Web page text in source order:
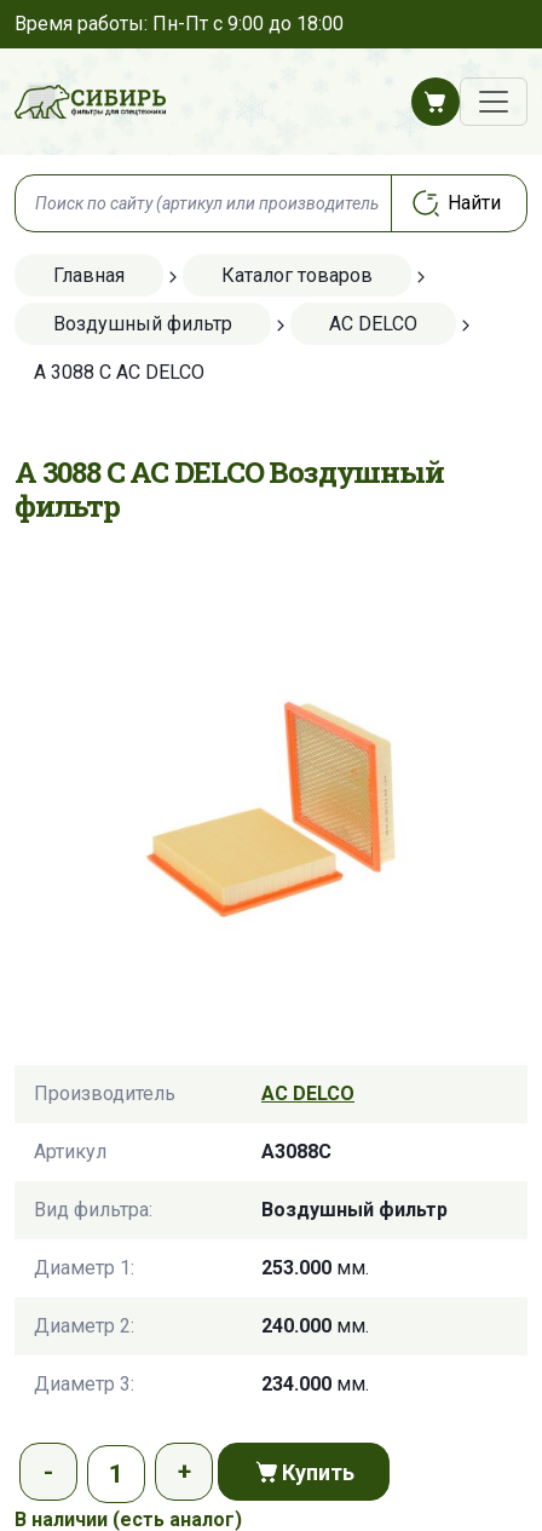
Время работы: Пн-Пт с 9:00 до 18:00
Главная Каталог товаров
Воздушный фильтр AC DELCO
A 3088 C AC DELCO
A 3088 C AC DELCO Воздушный
фильтр
Производитель AC DELCO
Артикул A3088C
Вид фильтра: Воздушный фильтр
Диаметр 1: 253.000 мм.
Диаметр 2: 240.000 мм.
Диаметр 3: 234.000 мм.
Купить
В наличии (есть аналог)